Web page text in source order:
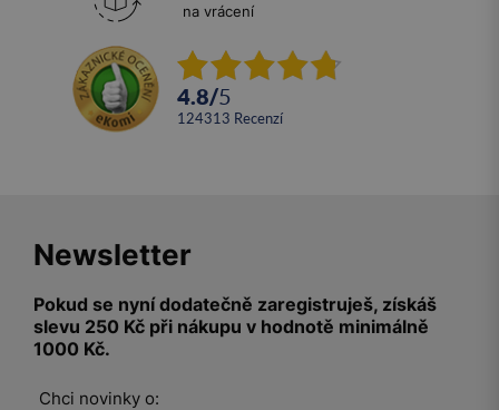
na vrácení
4.8/5
124313 recenzí
Newsletter
Pokud se nyní dodatečně zaregistruješ, získáš
slevu 250 Kč při nákupu v hodnotě minimálně
1000 Kč.
Chci novinky o: